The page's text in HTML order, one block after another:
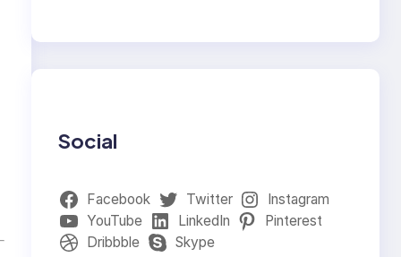
Social
Facebook Twitter
Instagram
YouTube
LinkedIn
Pinterest
Dribbble
Skype